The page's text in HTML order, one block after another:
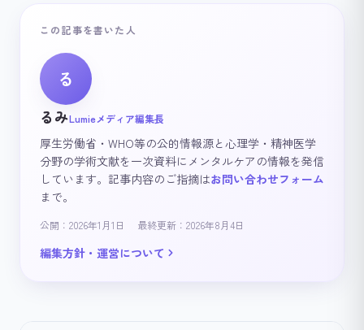
この記事を書いた人
る
るみLumieメディア編集長
厚生労働省・WHO等の公的情報源と心理学・精神医学
分野の学術文献を一次資料にメンタルケアの情報を発信
しています。記事内容のご指摘はお問い合わせフォーム
まで。
公開：2026年1月1日 最終更新：2026年8月4日
編集方針・運営について